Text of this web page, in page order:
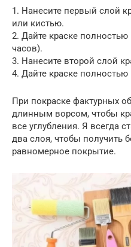
1. Нанесите первый слой
или кистью.
2. Дайте краске
часов).
3. Нанесите второй слой
4. Дайте краске
При покраске фактурных
длинным ворсом, чтобы
все углубления. Я всегда
два слоя, чтобы получить
равномерное покрытие.